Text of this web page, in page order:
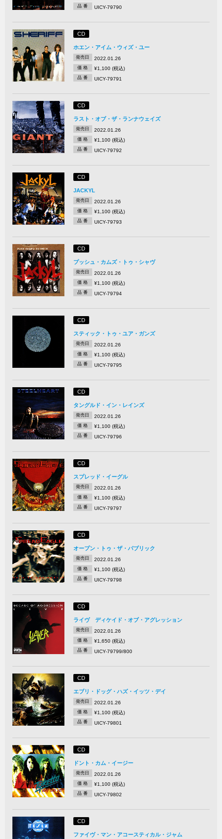
品 番 UICY-79790
CD
ホエン・アイム・ウィズ・ユー
発売日 2022.01.26
価 格 ¥1,100 (税込)
品 番 UICY-79791
CD
ラスト・オブ・ザ・ランナウェイズ
発売日 2022.01.26
価 格 ¥1,100 (税込)
品 番 UICY-79792
CD
JACKYL
発売日 2022.01.26
価 格 ¥1,100 (税込)
品 番 UICY-79793
CD
プッシュ・カムズ・トゥ・シャヴ
発売日 2022.01.26
価 格 ¥1,100 (税込)
品 番 UICY-79794
CD
スティック・トゥ・ユア・ガンズ
発売日 2022.01.26
価 格 ¥1,100 (税込)
品 番 UICY-79795
CD
タングルド・イン・レインズ
発売日 2022.01.26
価 格 ¥1,100 (税込)
品 番 UICY-79796
CD
スプレッド・イーグル
発売日 2022.01.26
価 格 ¥1,100 (税込)
品 番 UICY-79797
CD
オープン・トゥ・ザ・パブリック
発売日 2022.01.26
価 格 ¥1,100 (税込)
品 番 UICY-79798
CD
ライヴ ディケイド・オブ・アグレッション
発売日 2022.01.26
価 格 ¥1,650 (税込)
品 番 UICY-79799/800
CD
エブリ・ドッグ・ハズ・イッツ・デイ
発売日 2022.01.26
価 格 ¥1,100 (税込)
品 番 UICY-79801
CD
ドント・カム・イージー
発売日 2022.01.26
価 格 ¥1,100 (税込)
品 番 UICY-79802
CD
ファイヴ・マン・アコースティカル・ジャム